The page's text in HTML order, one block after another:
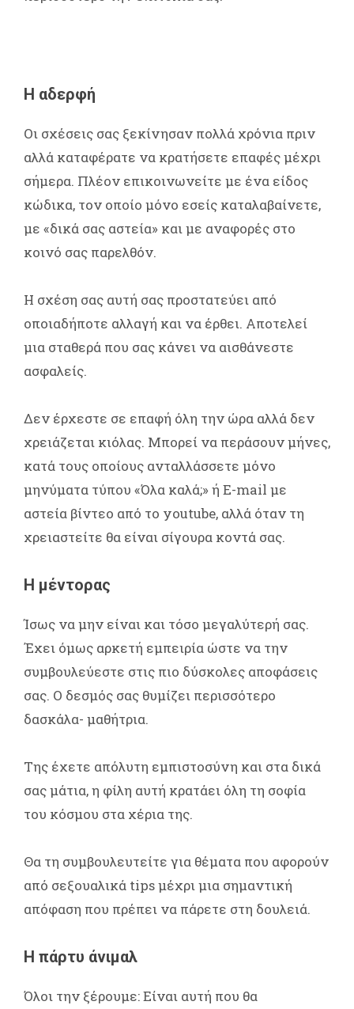
Η αδερφή
Οι σχέσεις σας ξεκίνησαν πολλά χρόνια πριν
αλλά καταφέρατε να κρατήσετε επαφές μέχρι
σήμερα. Πλέον επικοινωνείτε με ένα είδος
κώδικα, τον οποίο μόνο εσείς καταλαβαίνετε,
με «δικά σας αστεία» και με αναφορές στο
κοινό σας παρελθόν.
Η σχέση σας αυτή σας προστατεύει από
οποιαδήποτε αλλαγή και να έρθει. Αποτελεί
μια σταθερά που σας κάνει να αισθάνεστε
ασφαλείς.
Δεν έρχεστε σε επαφή όλη την ώρα αλλά δεν
χρειάζεται κιόλας. Μπορεί να περάσουν μήνες,
κατά τους οποίους ανταλλάσσετε μόνο
μηνύματα τύπου «Όλα καλά;» ή E-mail με
αστεία βίντεο από το youtube, αλλά όταν τη
χρειαστείτε θα είναι σίγουρα κοντά σας.
Η μέντορας
Ίσως να μην είναι και τόσο μεγαλύτερή σας.
Έχει όμως αρκετή εμπειρία ώστε να την
συμβουλεύεστε στις πιο δύσκολες αποφάσεις
σας. Ο δεσμός σας θυμίζει περισσότερο
δασκάλα- μαθήτρια.
Της έχετε απόλυτη εμπιστοσύνη και στα δικά
σας μάτια, η φίλη αυτή κρατάει όλη τη σοφία
του κόσμου στα χέρια της.
Θα τη συμβουλευτείτε για θέματα που αφορούν
από σεξουαλικά tips μέχρι μια σημαντική
απόφαση που πρέπει να πάρετε στη δουλειά.
Η πάρτυ άνιμαλ
Όλοι την ξέρουμε: Είναι αυτή που θα